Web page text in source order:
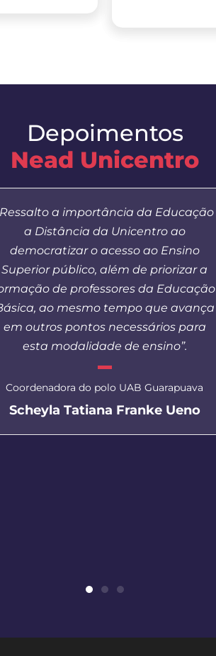
Depoimentos
Nead Unicentro
a importância da Educação
a Distância da Unicentro ao
democratizar o acesso ao Ensino
Superior público, além de priorizar a
de professores da Educação
ao mesmo tempo que avança
em outros pontos necessários para
esta modalidade de ensino”.
Coordenadora do polo UAB Guarapuava
Scheyla Tatiana Franke Ueno